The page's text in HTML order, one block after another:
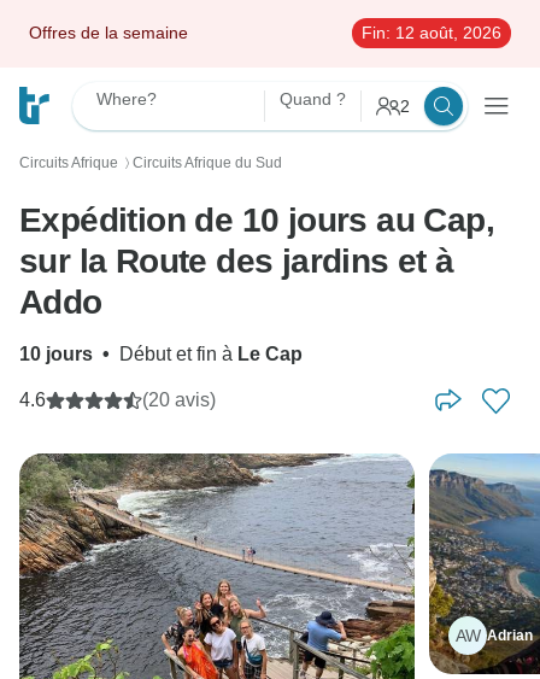
Offres de la semaine Fin: 12 août, 2026
Where? Quand ? 2
Circuits Afrique 〉 Circuits Afrique du Sud
Expédition de 10 jours au Cap,
sur la Route des jardins et à
Addo
10 jours • Début et fin à Le Cap
4.6 (20 avis)
AW Adrian